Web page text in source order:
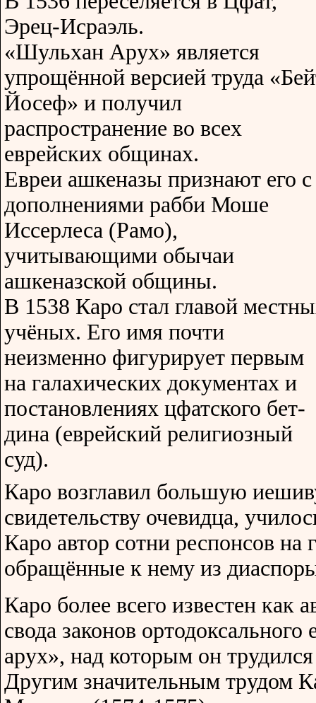
Эрец-Исраэль.
«Шульхан Арух» является
упрощённой версией труда
Йосеф» и получил
распространение во всех
еврейских общинах.
Евреи ашкеназы признают его с
дополнениями рабби Моше
Иссерлеса (Рамо),
учитывающими обычаи
ашкеназской общины.
В 1538 Каро стал главой
учёных. Его имя почти
неизменно фигурирует первым
на галахических документах и
постановлениях цфатского бет-
дина (еврейский религиозный
суд).
Каро возглавил большую
свидетельству очевидца,
Каро автор сотни респонсов на
обращённые к нему из
Каро более всего известен как
свода законов
арух», над которым он
Другим значительным трудом